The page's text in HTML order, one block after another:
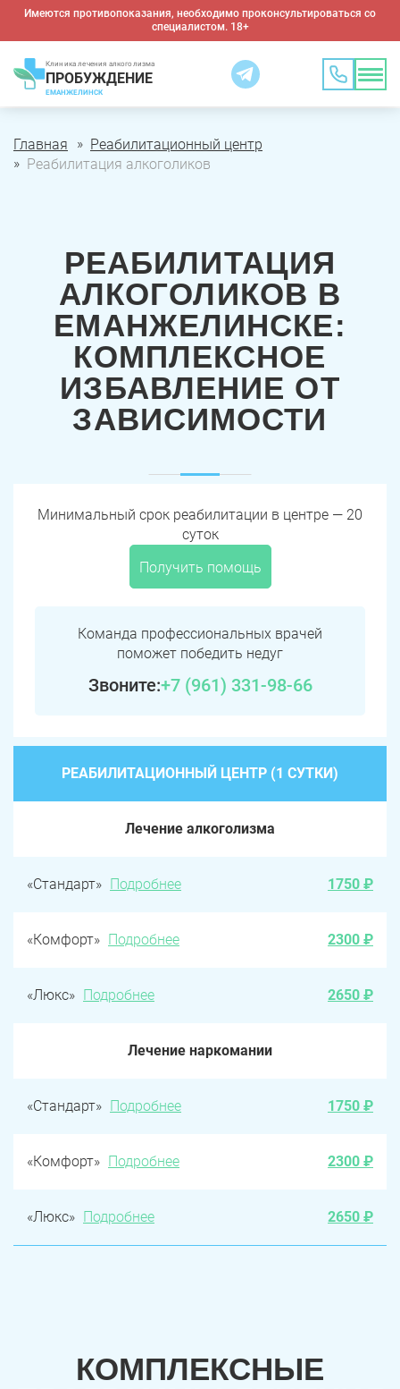
Имеются противопоказания, необходимо проконсультироваться со
специалистом. 18+
Клиника лечения алкоголизма
ПРОБУЖДЕНИЕ
ЕМАНЖЕЛИНСК
Главная
Реабилитационный центр
Реабилитация алкоголиков
РЕАБИЛИТАЦИЯ
АЛКОГОЛИКОВ В
ЕМАНЖЕЛИНСКЕ:
КОМПЛЕКСНОЕ
ИЗБАВЛЕНИЕ ОТ
ЗАВИСИМОСТИ
Минимальный срок реабилитации в центре — 20
суток
Получить помощь
Команда профессиональных врачей
поможет победить недуг
Звоните:+7 (961) 331-98-66
РЕАБИЛИТАЦИОННЫЙ ЦЕНТР (1 СУТКИ)
Лечение алкоголизма
«Стандарт» Подробнее 1750 ₽
«Комфорт» Подробнее 2300 ₽
«Люкс» Подробнее 2650 ₽
Лечение наркомании
«Стандарт» Подробнее 1750 ₽
«Комфорт» Подробнее 2300 ₽
«Люкс» Подробнее 2650 ₽
КОМПЛЕКСНЫЕ